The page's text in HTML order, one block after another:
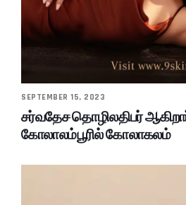
SEPTEMBER 15, 2023
சர்வதேச தொழிலதிபர்
கோலாலம்பூரில் கோலாகலம்